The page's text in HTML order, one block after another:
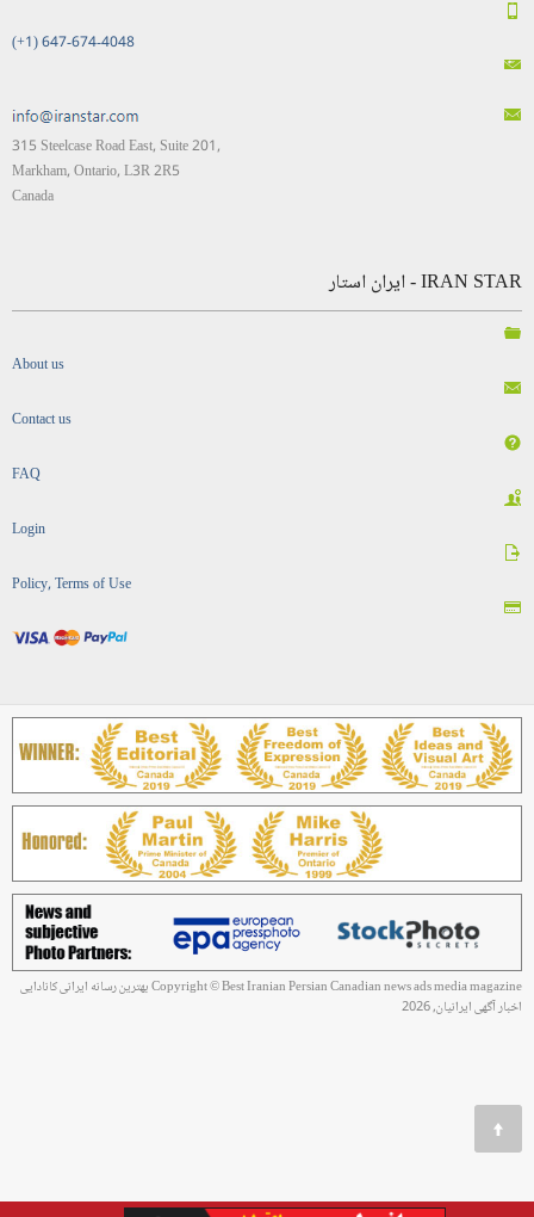
(+1) 647-674-4048
315 Steelcase Road East, Suite 201,
Markham, Ontario, L3R 2R5
Canada
IRAN STAR - ایران استار
About us
Contact us
FAQ
Login
Policy, Terms of Use
Copyright © Best Iranian Persian Canadian news ads media magazine بهترین رسانه ایرانی کانادایی
اخبار آگهی ایرانیان, 2026